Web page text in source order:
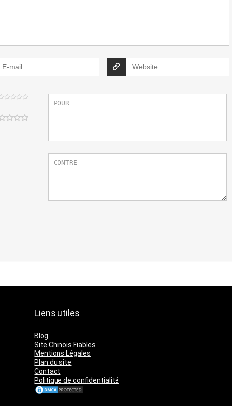
Liens utiles
Blog
Site Chinois Fiables
Mentions Légales
Plan du site
Contact
Politique de confidentialité